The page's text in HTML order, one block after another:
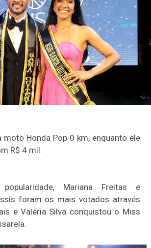
moto Honda Pop 0 km, enquanto ele
R$ 4 mil.
Mariana Freitas e
foram os mais votados através
e Valéria Silva conquistou o Miss